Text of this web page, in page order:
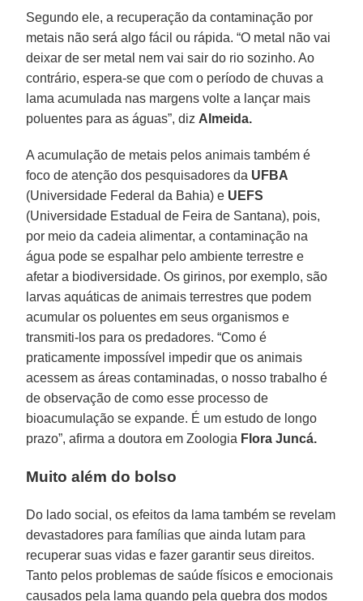
Segundo ele, a recuperação da contaminação por
metais não será algo fácil ou rápida. “O metal não vai
deixar de ser metal nem vai sair do rio sozinho. Ao
contrário, espera-se que com o período de chuvas a
lama acumulada nas margens volte a lançar mais
poluentes para as águas”, diz Almeida.
A acumulação de metais pelos animais também é
foco de atenção dos pesquisadores da UFBA
(Universidade Federal da Bahia) e UEFS
(Universidade Estadual de Feira de Santana), pois,
por meio da cadeia alimentar, a contaminação na
água pode se espalhar pelo ambiente terrestre e
afetar a biodiversidade. Os girinos, por exemplo, são
larvas aquáticas de animais terrestres que podem
acumular os poluentes em seus organismos e
transmiti-los para os predadores. “Como é
praticamente impossível impedir que os animais
acessem as áreas contaminadas, o nosso trabalho é
de observação de como esse processo de
bioacumulação se expande. É um estudo de longo
prazo”, afirma a doutora em Zoologia Flora Juncá.
Muito além do bolso
Do lado social, os efeitos da lama também se revelam
devastadores para famílias que ainda lutam para
recuperar suas vidas e fazer garantir seus direitos.
Tanto pelos problemas de saúde físicos e emocionais
causados pela lama quando pela quebra dos modos